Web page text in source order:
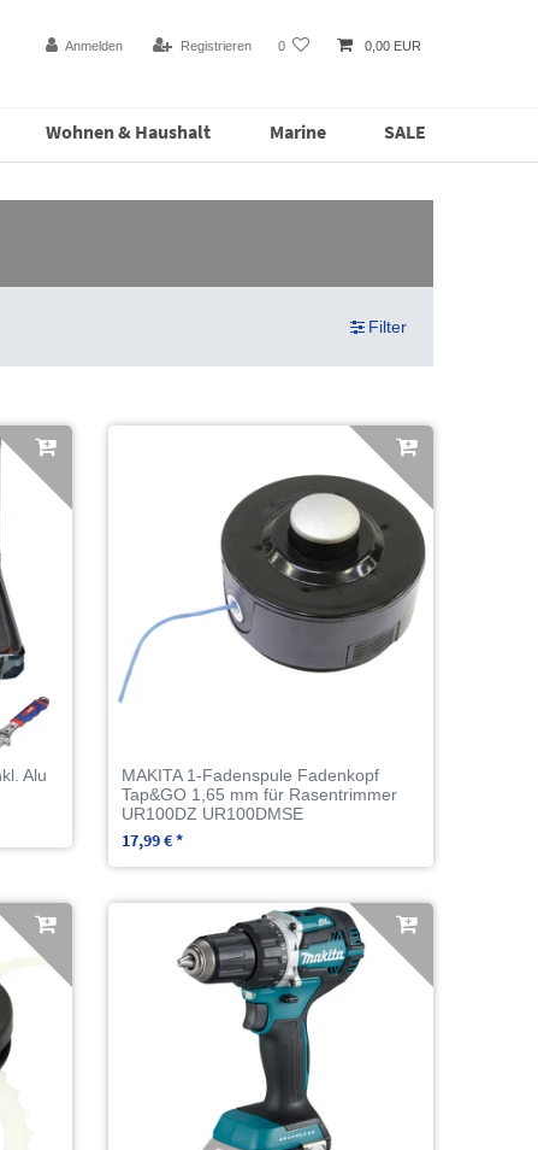
Anmelden Registrieren 0 0,00 EUR
Wohnen & Haushalt Marine SALE
Filter
Alu
MAKITA 1-Fadenspule Fadenkopf
Tap&GO 1,65 mm für Rasentrimmer
UR100DZ UR100DMSE
17,99 € *